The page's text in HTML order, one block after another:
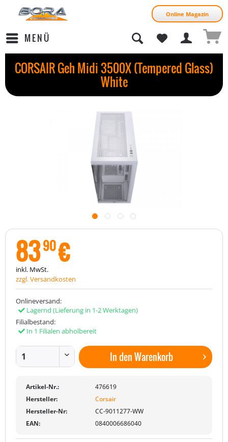
Online Magazin
MENÜ
CORSAIR Geh Midi 3500X (Tempered Glass)
White
8390€
inkl. MwSt.
zzgl. Versandkosten
Onlineversand:
Lagernd (Lieferung in 1-2 Werktagen)
Filialbestand:
In 1 Filialen abholbereit
In denWarenkorb
Artikel-Nr.:
476619
Hersteller:
Corsair
Hersteller-Nr:
CC-9011277-WW
EAN:
0840006686040